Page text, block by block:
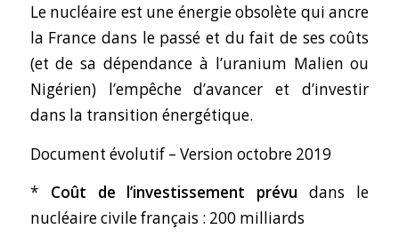
Le nucléaire est une énergie obsolète qui ancre
la France dans le passé et du fait de ses coûts
(et de sa dépendance à l’uranium Malien ou
Nigérien) l’empêche d’avancer et d’investir
dans la transition énergétique.
Document évolutif – Version octobre 2019
* Coût de l’investissement prévu dans le
nucléaire civile français : 200 milliards